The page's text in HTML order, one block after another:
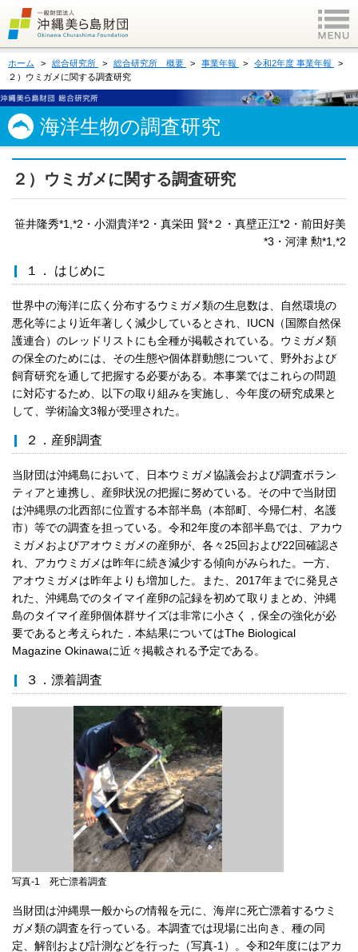
ホーム 総合研究所 総合研究所 概要 事業年報
令和2年度 事業年報
２）ウミガメに関する調査研究
海洋生物の調査研究
２）ウミガメに関する調査研究
笹井隆秀*1,*2・小淵貴洋*2・真栄田 賢*２・真壁正江*2・前田好美
*3・河津 勲*1,*2
１． はじめに
世界中の海洋に広く分布するウミガメ類の生息数は、自然環境の
悪化等により近年著しく減少しているとされ、IUCN（国際自然保
護連合）のレッドリストにも全種が掲載されている。ウミガメ類
の保全のためには、その生態や個体群動態について、野外および
飼育研究を通して把握する必要がある。本事業ではこれらの問題
に対応するため、以下の取り組みを実施し、今年度の研究成果と
して、学術論文3報が受理された。
２．産卵調査
当財団は沖縄島において、日本ウミガメ協議会および調査ボラン
ティアと連携し、産卵状況の把握に努めている。その中で当財団
は沖縄県の北西部に位置する本部半島（本部町、今帰仁村、名護
市）等での調査を担っている。令和2年度の本部半島では、アカウ
ミガメおよびアオウミガメの産卵が、各々25回および22回確認さ
れ、アカウミガメは昨年に続き減少する傾向がみられた。一方、
アオウミガメは昨年よりも増加した。また、2017年までに発見さ
れた、沖縄島でのタイマイ産卵の記録を初めて取りまとめ、沖縄
島のタイマイ産卵個体群サイズは非常に小さく，保全の強化が必
要であると考えられた．本結果についてはThe Biological
Magazine Okinawaに近々掲載される予定である。
３．漂着調査
写真-1 死亡漂着調査
当財団は沖縄県一般からの情報を元に、海岸に死亡漂着するウミ
ガメ類の調査を行っている。本調査では現場に出向き、種の同
定、解剖および計測などを行った（写真-1）。令和2年度にはアカ